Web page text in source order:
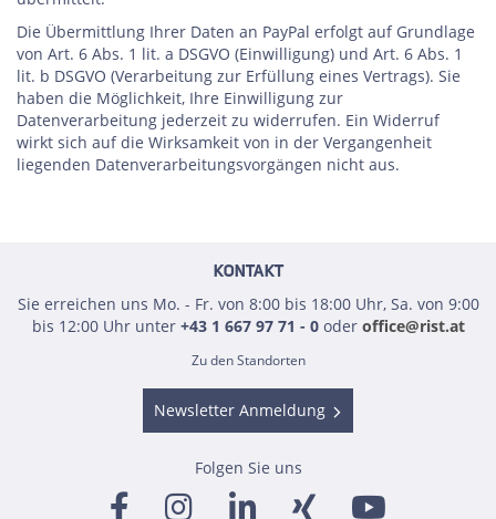
Die Übermittlung Ihrer Daten an PayPal erfolgt auf Grundlage
von Art. 6 Abs. 1 lit. a DSGVO (Einwilligung) und Art. 6 Abs. 1
lit. b DSGVO (Verarbeitung zur Erfüllung eines Vertrags). Sie
haben die Möglichkeit, Ihre Einwilligung zur
Datenverarbeitung jederzeit zu widerrufen. Ein Widerruf
wirkt sich auf die Wirksamkeit von in der Vergangenheit
liegenden Datenverarbeitungsvorgängen nicht aus.
KONTAKT
Sie erreichen uns Mo. - Fr. von 8:00 bis 18:00 Uhr, Sa. von 9:00
bis 12:00 Uhr unter +43 1 667 97 71 - 0oder office@rist.at
Zu den Standorten
Newsletter Anmeldung
Folgen Sie uns